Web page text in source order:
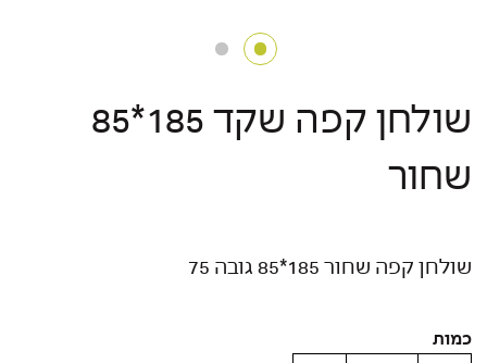
שולחן קפה שקד 185*85
שחור
שולחן קפה שחור 185*85 גובה 75
כמות